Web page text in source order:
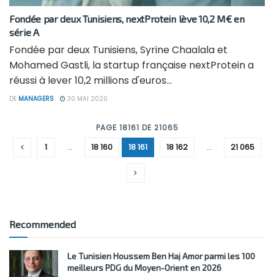
Fondée par deux Tunisiens, nextProtein lève 10,2 M€ en
série A
Fondée par deux Tunisiens, Syrine Chaalala et
Mohamed Gastli, la startup française nextProtein a
réussi à lever 10,2 millions d'euros...
DE MANAGERS 30 MAI 2020
PAGE 18161 DE 21065
1 … 18 160 18 161 18 162 … 21 065
Recommended
Le Tunisien Houssem Ben Haj Amor parmi les 100
meilleurs PDG du Moyen-Orient en 2026